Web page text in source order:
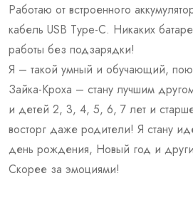
Работаю от встроенного
кабель USB Type-C. Никаких
работы без подзарядки!
Я – такой умный и обучающий,
Зайка-Кроха – стану лучшим
и детей 2, 3, 4, 5, 6, 7 лет и
восторг даже родители! Я стану
день рождения, Новый год и
Скорее за эмоциями!